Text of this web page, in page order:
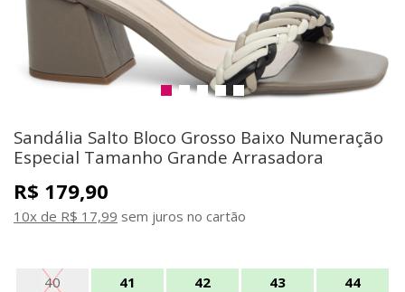
Sandália Salto Bloco Grosso Baixo Numeração
Especial Tamanho Grande Arrasadora
R$ 179,90
10x de R$ 17,99 sem juros no cartão
40 41 42 43 44